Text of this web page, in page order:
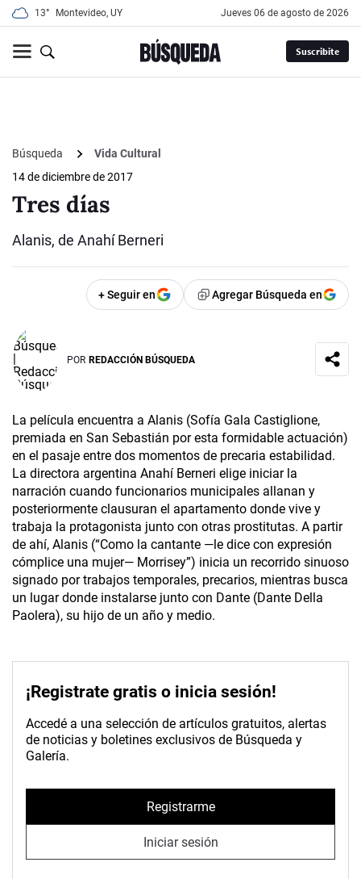
13° Montevideo, UY jueves 06 de agosto de 2026
Suscribite
Búsqueda
Vida Cultural
14 de diciembre de 2017
Tres días
Alanis, de Anahí Berneri
+ Seguir en Agregar Búsqueda en
POR REDACCIÓN BÚSQUEDA
La película encuentra a Alanis (Sofía Gala Castiglione,
premiada en San Sebastián por esta formidable actuación)
en el pasaje entre dos momentos de precaria estabilidad.
La directora argentina Anahí Berneri elige iniciar la
narración cuando funcionarios municipales allanan y
posteriormente clausuran el apartamento donde vive y
trabaja la protagonista junto con otras prostitutas. A partir
de ahí, Alanis (“Como la cantante —le dice con expresión
cómplice una mujer— Morrisey”) inicia un recorrido sinuoso
signado por trabajos temporales, precarios, mientras busca
un lugar donde instalarse junto con Dante (Dante Della
Paolera), su hijo de un año y medio.
¡Registrate gratis o inicia sesión!
Accedé a una selección de artículos gratuitos, alertas
de noticias y boletines exclusivos de Búsqueda y
Galería.
Registrarme
Iniciar sesión